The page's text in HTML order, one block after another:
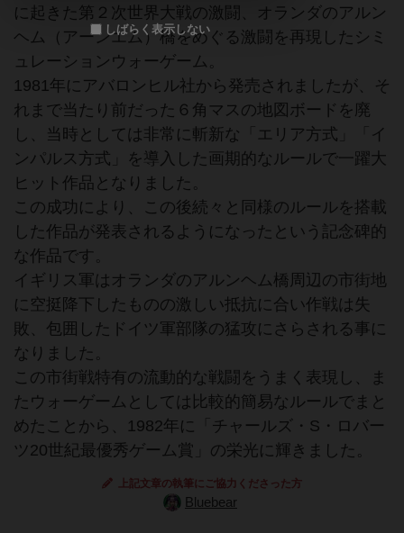
に起きた第２次世界大戦の激闘、オランダのアルン
ヘム（アーンエム）橋をめぐる激闘を再現したシミ
ュレーションウォーゲーム。
1981年にアバロンヒル社から発売されましたが、そ
れまで当たり前だった６角マスの地図ボードを廃
し、当時としては非常に斬新な「エリア方式」「イ
ンパルス方式」を導入した画期的なルールで一躍大
ヒット作品となりました。
この成功により、この後続々と同様のルールを搭載
した作品が発表されるようになったという記念碑的
な作品です。
イギリス軍はオランダのアルンヘム橋周辺の市街地
に空挺降下したものの激しい抵抗に合い作戦は失
敗、包囲したドイツ軍部隊の猛攻にさらされる事に
なりました。
この市街戦特有の流動的な戦闘をうまく表現し、ま
たウォーゲームとしては比較的簡易なルールでまと
めたことから、1982年に「チャールズ・S・ロバー
ツ20世紀最優秀ゲーム賞」の栄光に輝きました。
上記文章の執筆にご協力くださった方
Bluebear
しばらく表示しない